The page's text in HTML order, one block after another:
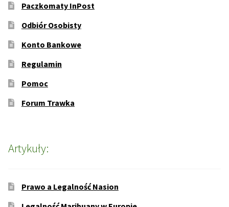
Paczkomaty InPost
Odbiór Osobisty
Konto Bankowe
Regulamin
Pomoc
Forum Trawka
Artykuły:
Prawo a Legalność Nasion